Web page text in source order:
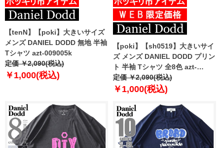
【tenN】【poki】大きいサイズ
メンズ DANIEL DODD 無地 半袖
Tシャツ azt-009005k
定価 ￥2,090(税込)
￥1,000(税込)
【poki】【sh0519】大きいサイ
ズ メンズ DANIEL DODD プリン
ト 半袖 Tシャツ 全8色 azt-
2202pt4
定価 ￥2,090(税込)
￥1,000(税込)